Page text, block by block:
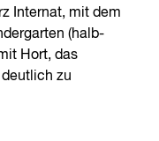
Internat, mit dem
(halb-
Hort, das
zu